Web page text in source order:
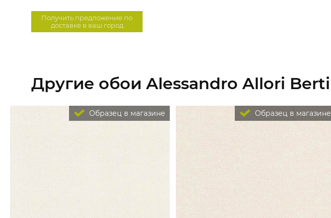
Получить предложение по
доставке в ваш город
Другие обои Alessandro Allori Berti
Образец в магазине Образец в магазине